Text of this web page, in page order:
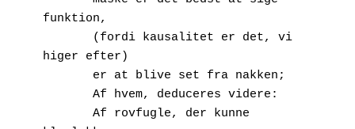
funktion,
higer efter)
       er at blive set fra nakken;
       Af hvem, deduceres videre: